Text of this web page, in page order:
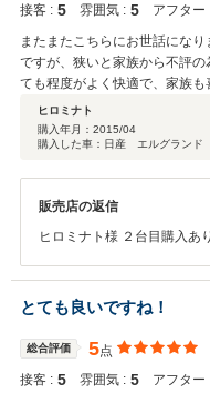
いただきますのでよろしく
接客 : 5 雰囲気 : 5 アフター
またまたこちらにお世話にな
ですが、狭いと家族から不評
ても程度がよく快適で、家族も
ヒロミナト
購入年月： 2015/04
購入した車：日産 エルグラン
販売店の返信
ヒロミナト様 ２台目購入あ
要望に合う車両があり良か
では時間があると思います
でお車の事で何かご相談等
母の車両もご購入いただい
ありがとうございます。 こ
れて行きますのでネットで
とても良いですね！
総合評価 5点
接客 : 5 雰囲気 : 5 アフター